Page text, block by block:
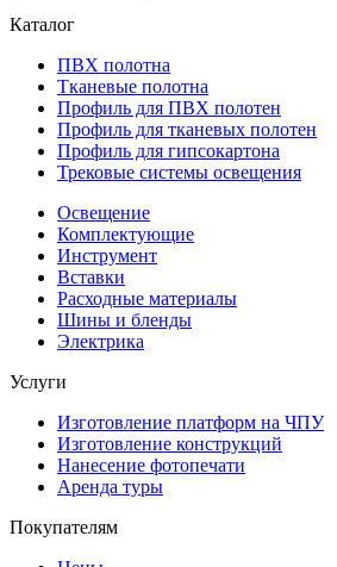
Каталог
ПВХ полотна
Тканевые полотна
Профиль для ПВХ полотен
Профиль для тканевых полотен
Профиль для гипсокартона
Трековые системы освещения
Освещение
Комплектующие
Инструмент
Вставки
Расходные материалы
Шины и бленды
Электрика
Услуги
Изготовление платформ на ЧПУ
Изготовление конструкций
Нанесение фотопечати
Аренда туры
Покупателям